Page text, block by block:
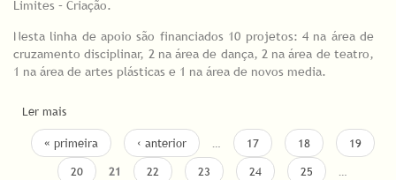
Limites – Criação.
Nesta linha de apoio são financiados 10 projetos: 4 na área de
cruzamento disciplinar, 2 na área de dança, 2 na área de teatro,
1 na área de artes plásticas e 1 na área de novos media.
Ler mais
INTEGRAM ARTISTAS COM DEFICIÊNCIA E S/SURDOS
PÁGINAS
« primeira ‹ anterior … 17 18
19
20
21 22 23 24 25
…